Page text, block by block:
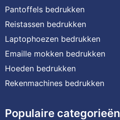
Pantoffels bedrukken
Reistassen bedrukken
Laptophoezen bedrukken
Emaille mokken bedrukken
Hoeden bedrukken
Rekenmachines bedrukken
Populaire categorieën